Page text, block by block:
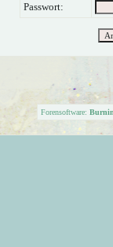
Passwort:
Forensoftware: